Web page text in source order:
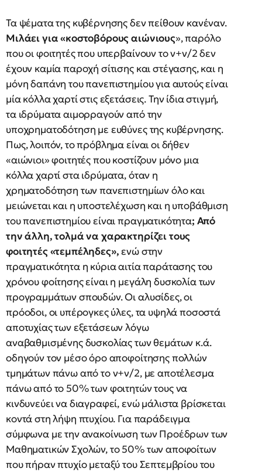
Τα ψέματα της κυβέρνησης δεν πείθουν κανέναν.
Μιλάει για «κοστοβόρους αιώνιους», παρόλο
που οι φοιτητές που υπερβαίνουν το ν+ν/2 δεν
έχουν καμία παροχή σίτισης και στέγασης, και η
μόνη δαπάνη του πανεπιστημίου για αυτούς είναι
μία κόλλα χαρτί στις εξετάσεις. Την ίδια στιγμή,
τα ιδρύματα αιμορραγούν από την
υποχρηματοδότηση με ευθύνες της κυβέρνησης.
Πως, λοιπόν, το πρόβλημα είναι οι δήθεν
«αιώνιοι» φοιτητές που κοστίζουν μόνο μια
κόλλα χαρτί στα ιδρύματα, όταν η
χρηματοδότηση των πανεπιστημίων όλο και
μειώνεται και η υποστελέχωση και η υποβάθμιση
του πανεπιστημίου είναι πραγματικότητα; Από
την άλλη, τολμά να χαρακτηρίζει τους
φοιτητές «τεμπέληδες»,ενώ στην
πραγματικότητα η κύρια αιτία παράτασης του
χρόνου φοίτησης είναι η μεγάλη δυσκολία των
προγραμμάτων σπουδών. Οι αλυσίδες, οι
πρόοδοι, οι υπέρογκες ύλες, τα υψηλά ποσοστά
αποτυχίας των εξετάσεων λόγω
αναβαθμισμένης δυσκολίας των θεμάτων κ.ά.
οδηγούν τον μέσο όρο αποφοίτησης πολλών
τμημάτων πάνω από το ν+ν/2, με αποτέλεσμα
πάνω από το 50% των φοιτητών τους να
κινδυνεύει να διαγραφεί, ενώ μάλιστα βρίσκεται
κοντά στη λήψη πτυχίου. Για παράδειγμα
σύμφωνα με την ανακοίνωση των Προέδρων των
Μαθηματικών Σχολών, το 50% των αποφοίτων
που πήραν πτυχίο μεταξύ του Σεπτεμβρίου του